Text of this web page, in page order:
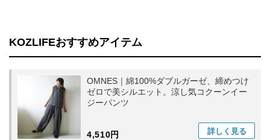
KOZLIFEおすすめアイテム
OMNES｜綿100%ダブルガーゼ、締めつけ
ゼロで美シルエット。涼し気コクーンイー
ジーパンツ
4,510円 詳しく 見る